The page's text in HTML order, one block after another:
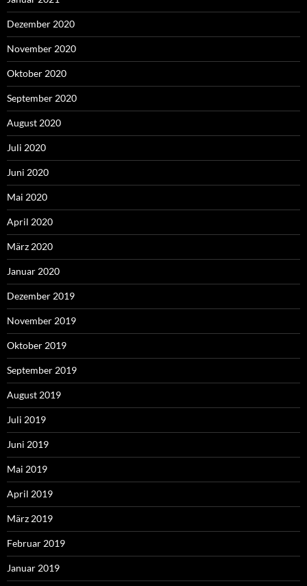
Dezember 2020
November 2020
Oktober 2020
September 2020
August 2020
Juli 2020
Juni 2020
Mai 2020
April 2020
März 2020
Januar 2020
Dezember 2019
November 2019
Oktober 2019
September 2019
August 2019
Juli 2019
Juni 2019
Mai 2019
April 2019
März 2019
Februar 2019
Januar 2019